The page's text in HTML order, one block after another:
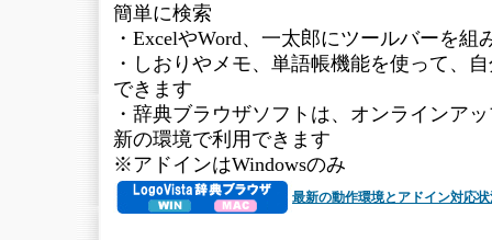
簡単に検索
・ExcelやWord、一太郎にツールバーを組
・しおりやメモ、単語帳機能を使って、
できます
・辞典ブラウザソフトは、オンラインア
新の環境で利用できます
※アドインはWindowsのみ
最新の動作環境とアドイン対応